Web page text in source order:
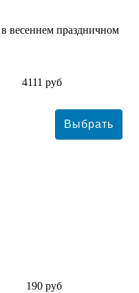
весеннем праздничном
4111 руб
190 руб